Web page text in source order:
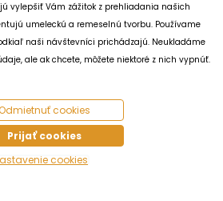
vylepšiť Vám zážitok z prehliadania našich
umeleckú a remeselnú tvorbu. Používame
naši návštevníci prichádzajú. Neukladáme
ale ak chcete, môžete niektoré z nich vypnúť.
cookies
Prijať cookies
cookies
Nočný motýľ za úsvitu
Skladom(1 ks)